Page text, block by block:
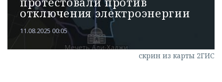
или через соц. сети
отключения электроэнергии
11.08.2025 00:05
скрин из карты 2ГИС